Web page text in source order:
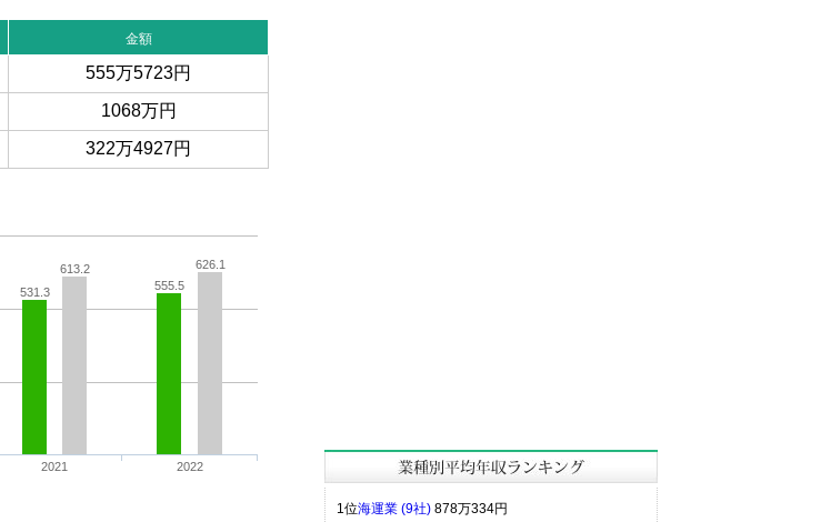
金額
555万5723円
1068万円
322万4927円
531.3 555.5
613.2 626.1
2021 2022
1位海運業 (9社) 878万334円